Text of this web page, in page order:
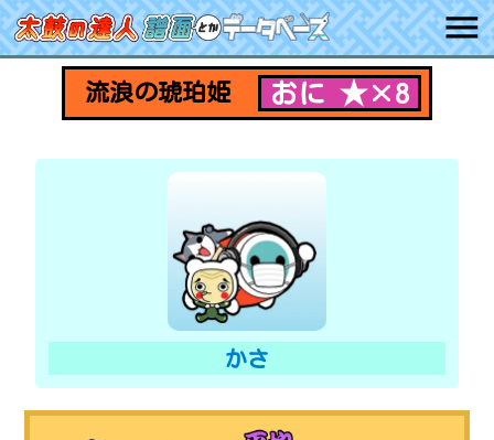
流浪の琥珀姫 おに ★×8
かさ